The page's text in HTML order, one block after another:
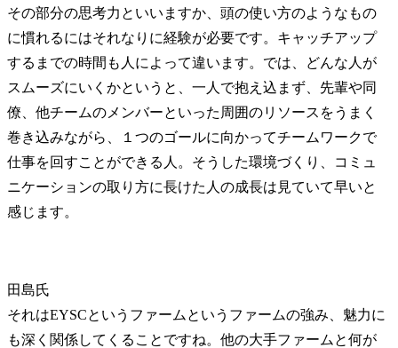
その部分の思考力といいますか、頭の使い方のようなもの
に慣れるにはそれなりに経験が必要です。キャッチアップ
するまでの時間も人によって違います。では、どんな人が
スムーズにいくかというと、一人で抱え込まず、先輩や同
僚、他チームのメンバーといった周囲のリソースをうまく
巻き込みながら、１つのゴールに向かってチームワークで
仕事を回すことができる人。そうした環境づくり、コミュ
ニケーションの取り方に長けた人の成長は見ていて早いと
感じます。
田島氏
それはEYSCというファームというファームの強み、魅力に
も深く関係してくることですね。他の大手ファームと何が